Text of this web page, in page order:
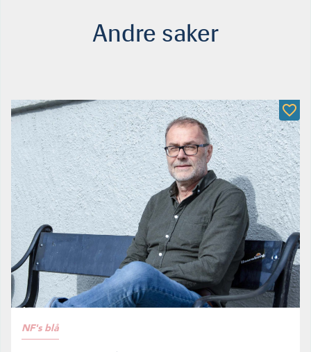
Andre saker
NF's blå